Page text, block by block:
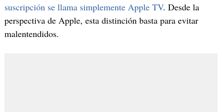
suscripción se llama simplemente Apple TV. Desde la
perspectiva de Apple, esta distinción basta para evitar
malentendidos.